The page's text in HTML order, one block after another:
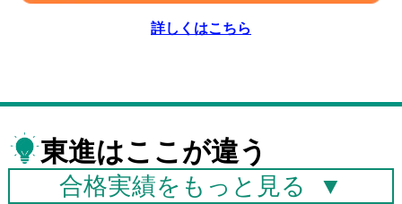
詳しくはこちら
東進はここが違う
合格実績を もっと見る ▼